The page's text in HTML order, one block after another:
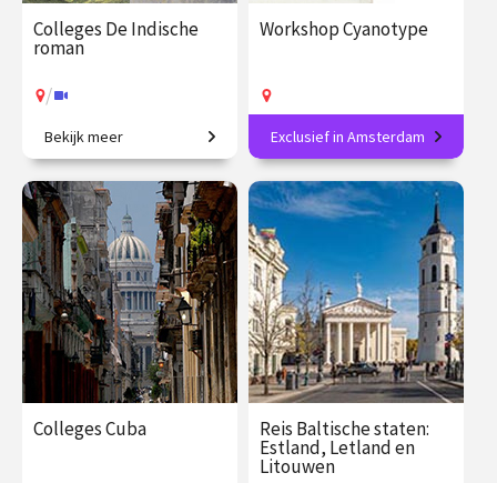
Colleges De Indische
roman
/
Koloniale erfenis in de
moderne Nederlandse
literatuur.
€ 195.00
vanaf 25
jan.
/ Op locatie of online
Bekijk meer
Workshop Cyanotype
Maak jouw eigen
blauwdrukprints
vanaf 15
Op locatie
Exclusief in Amsterdam
Colleges Cuba Reis Baltische staten:
Estland, Letland en
Litouwen